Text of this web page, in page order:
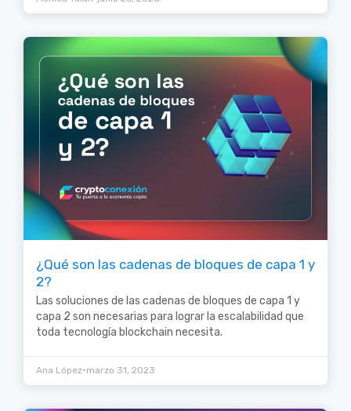
¿Qué son las cadenas de bloques de capa 1 y
2?
Las soluciones de las cadenas de bloques de capa 1 y
capa 2 son necesarias para lograr la escalabilidad que
toda tecnología blockchain necesita.
Ana López•marzo 31, 2023